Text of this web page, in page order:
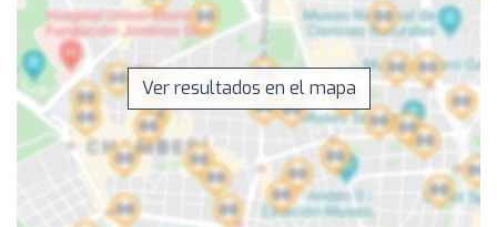
Ver resultados en el mapa